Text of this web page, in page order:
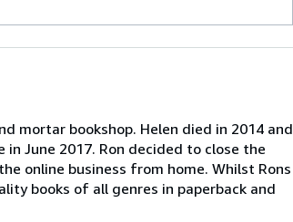
mortar bookshop. Helen died in 2014 and
June 2017. Ron decided to close the
online business from home. Whilst Rons
books of all genres in paperback and